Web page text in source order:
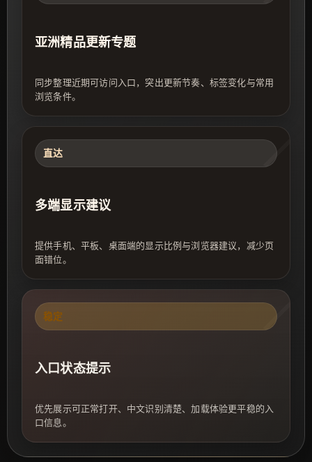
亚洲精品更新专题
同步整理近期可访问入口，突出更新节奏、标签变化与常用
浏览条件。
直达
多端显示建议
提供手机、平板、桌面端的显示比例与浏览器建议，减少页
面错位。
稳定
入口状态提示
优先展示可正常打开、中文识别清楚、加载体验更平稳的入
口信息。